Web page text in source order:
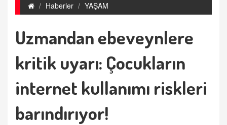
Haberler YAŞAM
Uzmandan ebeveynlere
kritik uyarı: Çocukların
internet kullanımı riskleri
barındırıyor!